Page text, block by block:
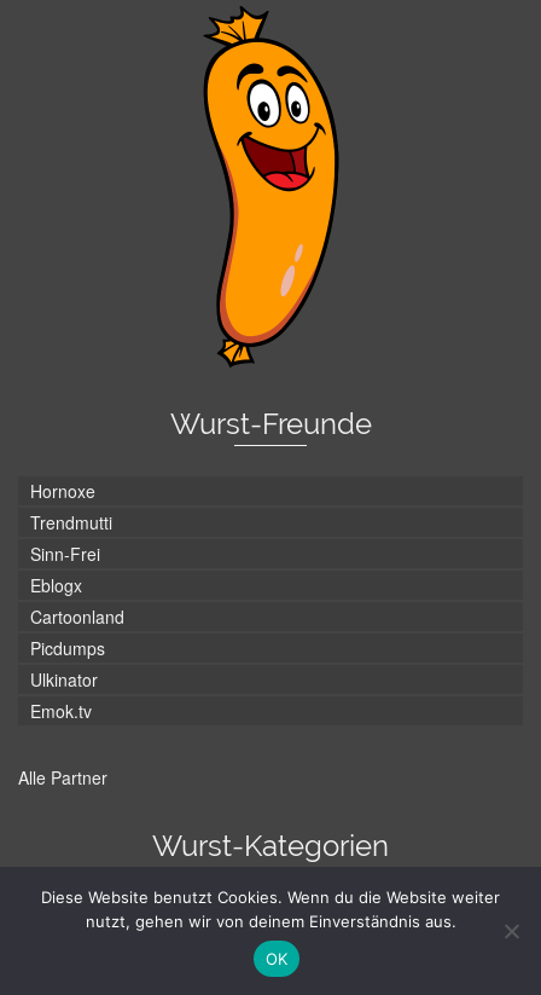
Wurst-Freunde
Hornoxe
Trendmutti
Sinn-Frei
Eblogx
Cartoonland
Picdumps
Ulkinator
Emok.tv
Alle Partner
Wurst-Kategorien
AnimationAuto Baby Ball Basketball Bilder BMX
Compilation Erschrecken Fail
Geräusch Gitarre
Diese Website benutzt Cookies. Wenn du die Website weiter
nutzt, gehen wir von deinem Einverständnis aus.
OK